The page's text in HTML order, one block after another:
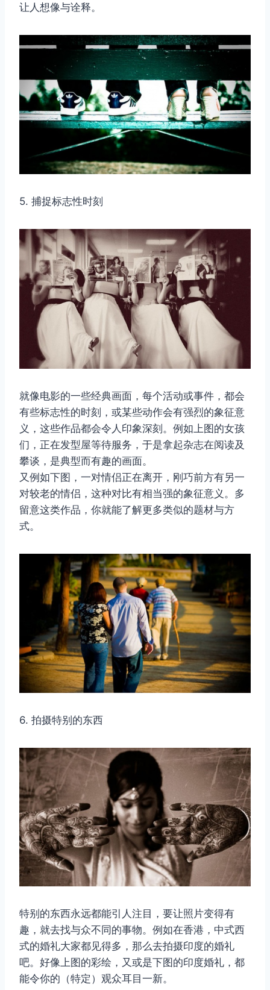
让人想像与诠释。
5. 捕捉标志性时刻
就像电影的一些经典画面，每个活动或事件，都会
有些标志性的时刻，或某些动作会有强烈的象征意
义，这些作品都会令人印象深刻。例如上图的女孩
们，正在发型屋等待服务，于是拿起杂志在阅读及
攀谈，是典型而有趣的画面。
又例如下图，一对情侣正在离开，刚巧前方有另一
对较老的情侣，这种对比有相当强的象征意义。多
留意这类作品，你就能了解更多类似的题材与方
式。
6. 拍摄特别的东西
特别的东西永远都能引人注目，要让照片变得有
趣，就去找与众不同的事物。例如在香港，中式西
式的婚礼大家都见得多，那么去拍摄印度的婚礼
吧。好像上图的彩绘，又或是下图的印度婚礼，都
能令你的（特定）观众耳目一新。